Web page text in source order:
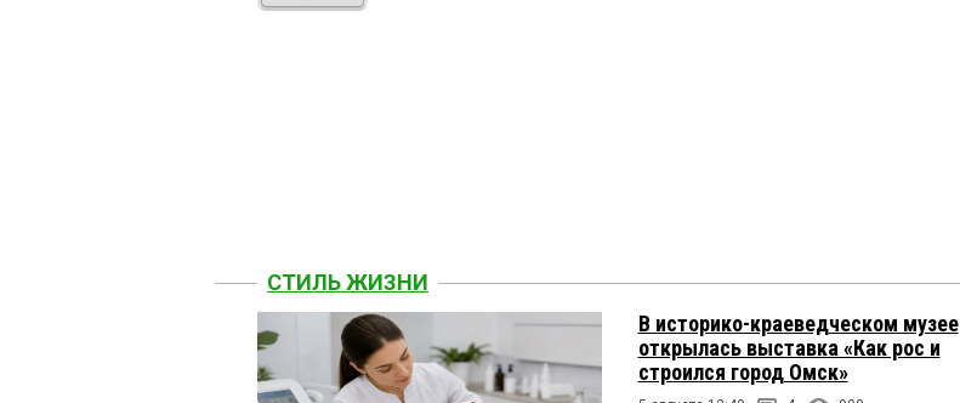
СТИЛЬ ЖИЗНИ
В историко-краеведческом музее
открылась выставка «Как рос и
строился город Омск»